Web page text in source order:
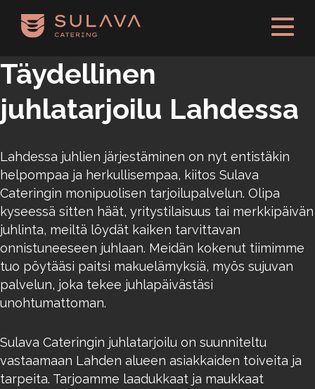
Täydellinen
juhlatarjoilu Lahdessa
Lahdessa juhlien järjestäminen on nyt entistäkin
helpompaa ja herkullisempaa, kiitos Sulava
Cateringin monipuolisen tarjoilupalvelun. Olipa
kyseessä sitten häät, yritystilaisuus tai merkkipäivän
juhlinta, meiltä löydät kaiken tarvittavan
onnistuneeseen juhlaan. Meidän kokenut tiimimme
tuo pöytääsi paitsi makuelämyksiä, myös sujuvan
palvelun, joka tekee juhlapäivästäsi
unohtumattoman.
Sulava Cateringin juhlatarjoilu on suunniteltu
vastaamaan Lahden alueen asiakkaiden toiveita ja
tarpeita. Tarjoamme laadukkaat ja maukkaat